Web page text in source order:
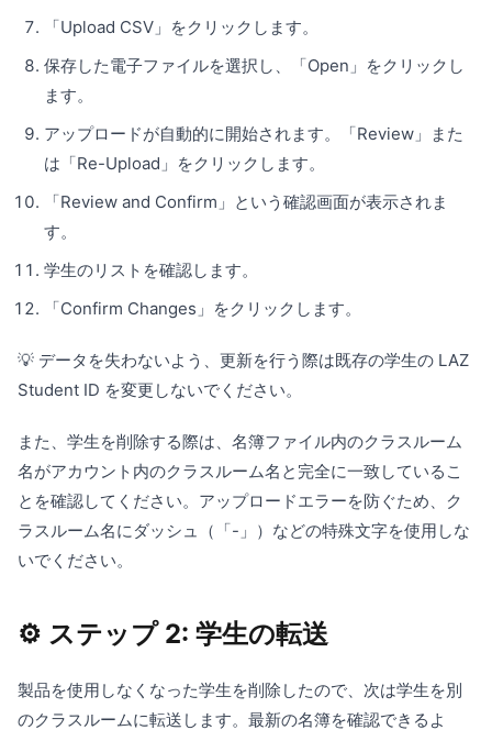
「Upload CSV」をクリックします。
保存した電子ファイルを選択し、「Open」をクリックし
ます。
アップロードが自動的に開始されます。「Review」また
は「Re-Upload」をクリックします。
「Review and Confirm」という確認画面が表示されま
す。
学生のリストを確認します。
「Confirm Changes」をクリックします。
💡 データを失わないよう、更新を行う際は既存の学生の LAZ
Student ID を変更しないでください。
また、学生を削除する際は、名簿ファイル内のクラスルーム
名がアカウント内のクラスルーム名と完全に一致しているこ
とを確認してください。アップロードエラーを防ぐため、ク
ラスルーム名にダッシュ（「-」）などの特殊文字を使用しな
いでください。
⚙️ ステップ 2: 学生の転送
製品を使用しなくなった学生を削除したので、次は学生を別
のクラスルームに転送します。最新の名簿を確認できるよ